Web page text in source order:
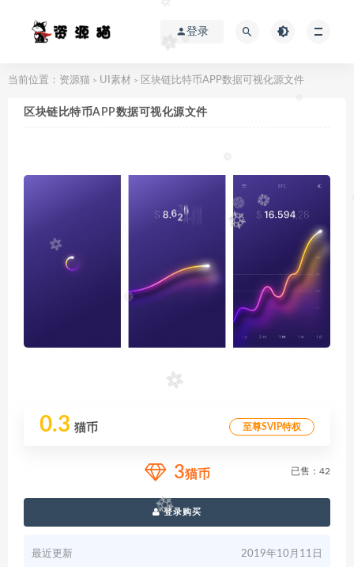
登录
当前位置： 资源猫 > UI素材 > 区块链比特币APP数据可视化源文件
区块链比特币APP数据可视化源文件
0.3 猫币 至尊SVIP特权
3猫币 已售：42
登录购买
最近更新 2019年10月11日